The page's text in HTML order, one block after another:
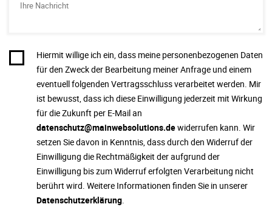
Hiermit willige ich ein, dass meine personenbezogenen Daten
für den Zweck der Bearbeitung meiner Anfrage und einem
eventuell folgenden Vertragsschluss verarbeitet werden. Mir
ist bewusst, dass ich diese Einwilligung jederzeit mit Wirkung
für die Zukunft per E-Mail an
datenschutz@mainwebsolutions.dewiderrufen kann. Wir
setzen Sie davon in Kenntnis, dass durch den Widerruf der
Einwilligung die Rechtmäßigkeit der aufgrund der
Einwilligung bis zum Widerruf erfolgten Verarbeitung nicht
berührt wird. Weitere Informationen finden Sie in unserer
Datenschutzerklärung.